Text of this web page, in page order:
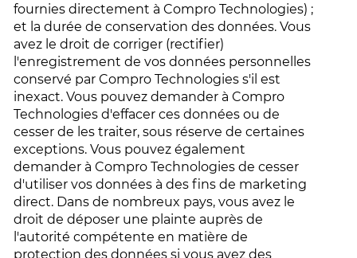
fournies directement à Compro Technologies) ;
et la durée de conservation des données. Vous
avez le droit de corriger (rectifier)
l'enregistrement de vos données personnelles
conservé par Compro Technologies s'il est
inexact. Vous pouvez demander à Compro
Technologies d'effacer ces données ou de
cesser de les traiter, sous réserve de certaines
exceptions. Vous pouvez également
demander à Compro Technologies de cesser
d'utiliser vos données à des fins de marketing
direct. Dans de nombreux pays, vous avez le
droit de déposer une plainte auprès de
l'autorité compétente en matière de
protection des données si vous avez des